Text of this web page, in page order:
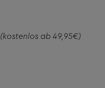
(kostenlos ab 49,95€)